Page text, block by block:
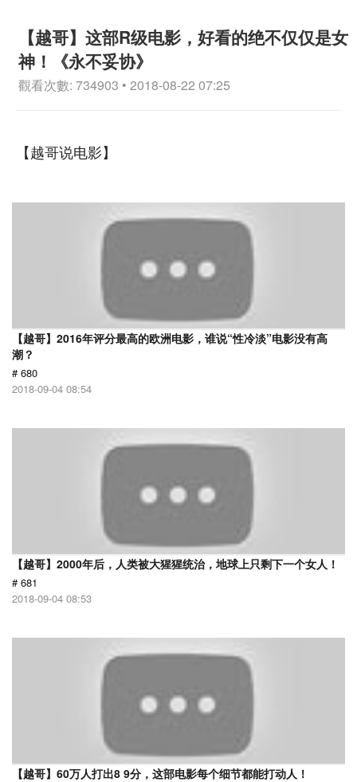
【越哥】这部R级电影，好看的绝不仅仅是女
神！《永不妥协》
觀看次數: 734903 • 2018-08-22 07:25
【越哥说电影】
【越哥】2016年评分最高的欧洲电影，谁说“性冷淡”电影没有高
潮？
# 680
2018-09-04 08:54
【越哥】2000年后，人类被大猩猩统治，地球上只剩下一个女人！
# 681
2018-09-04 08:53
【越哥】60万人打出8 9分，这部电影每个细节都能打动人！